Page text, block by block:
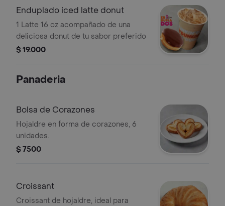
Enduplado iced latte donut
1 Latte 16 oz acompañado de una
deliciosa donut de tu sabor preferido
$ 19.000
Panaderia
Bolsa de Corazones
Hojaldre en forma de corazones, 6
unidades.
$ 7500
Croissant
Croissant de hojaldre, ideal para